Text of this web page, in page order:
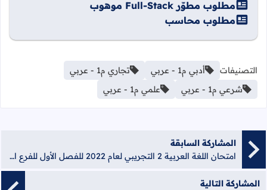
مطلوب مطوّر Full-Stack موهوب
مطلوب محاسب
التصنيفات أدبي م1 - عربي
تجاري م1 - عربي
شرعي م1 - عربي
علمي م1 - عربي
المشاركة السابقة
امتحان اللغة العربية 2 التجريبي لعام 2022 للفصل الأول للفرع الأدبي والشرعي - مديرية نابلس
المشاركة التالية